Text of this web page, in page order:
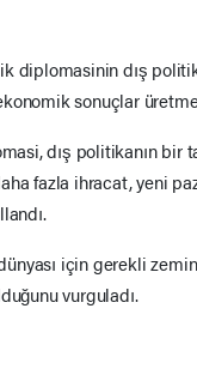
diplomasinin dış
sonuçlar
dış politikanın bir
fazla ihracat, yeni
için gerekli
vurguladı.